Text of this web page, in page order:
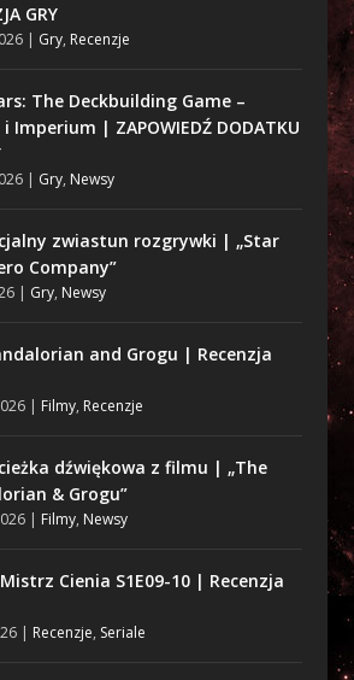
GRY
| Gry, Recenzje
The Deckbuilding Game –
Imperium | ZAPOWIEDŹ DODATKU
| Gry, Newsy
zwiastun rozgrywki | „Star
Company”
| Gry, Newsy
and Grogu | Recenzja
| Filmy, Recenzje
dźwiękowa z filmu | „The
& Grogu”
| Filmy, Newsy
Cienia S1E09-10 | Recenzja
| Recenzje, Seriale